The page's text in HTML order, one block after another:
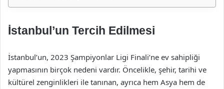
İstanbul’un Tercih Edilmesi
İstanbul’un, 2023 Şampiyonlar Ligi Finali’ne ev sahipliği
yapmasının birçok nedeni vardır. Öncelikle, şehir, tarihi ve
kültürel zenginlikleri ile tanınan, ayrıca hem Asya hem de